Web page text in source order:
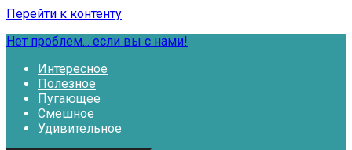
Перейти к контенту
Нет проблем... если вы с нами!
Интересное
Полезное
Пугающее
Смешное
Удивительное